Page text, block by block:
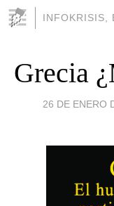
INFOKRISIS,
Grecia
26 DE ENERO